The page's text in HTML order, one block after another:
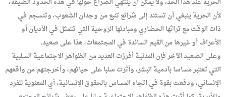
لأن الحرية ينبغي أن تستند إلى شرائع تنبع من وجدان الشعوب، وتنسجم في
ذات الوقت مع تراثها الحضاري ومبادئها الروحية التي تتمثل في الأديان أو
الأعراف أو غيرها من القيم السائدة في المجتمعات، هذا على صعيد.
وعلى الصعيد الآخر فإن المدنية أفرزت العديد من الظواهر الاجتماعية السلبية
التي تعتبر مساسا بآدمية البشر، وأثرت سلبا على حياتهم، وأخرجتهم من واقعهم
الإنساني، ودفعت بقوة في اتجاه المساس بالحقوق الإنسانية، أي المعنوية للفرد